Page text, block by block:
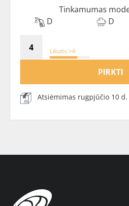
Tinkamumas
D
D
Likutis >4
PIRKTI
Atsiėmimas rugpjūčio 10 d.